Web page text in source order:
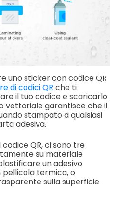
uno sticker con codice QR
di codici QR che ti
il tuo codice e scaricarlo
vettoriale garantisce che il
stampato a qualsiasi
adesiva.
QR, ci sono tre
su materiale
un adesivo
termica, o
sulla superficie